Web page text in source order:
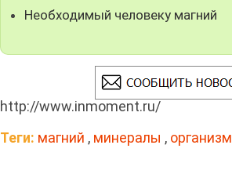
Необходимый человеку магний
http://www.inmoment.ru/
Теги: магний , минералы , организм